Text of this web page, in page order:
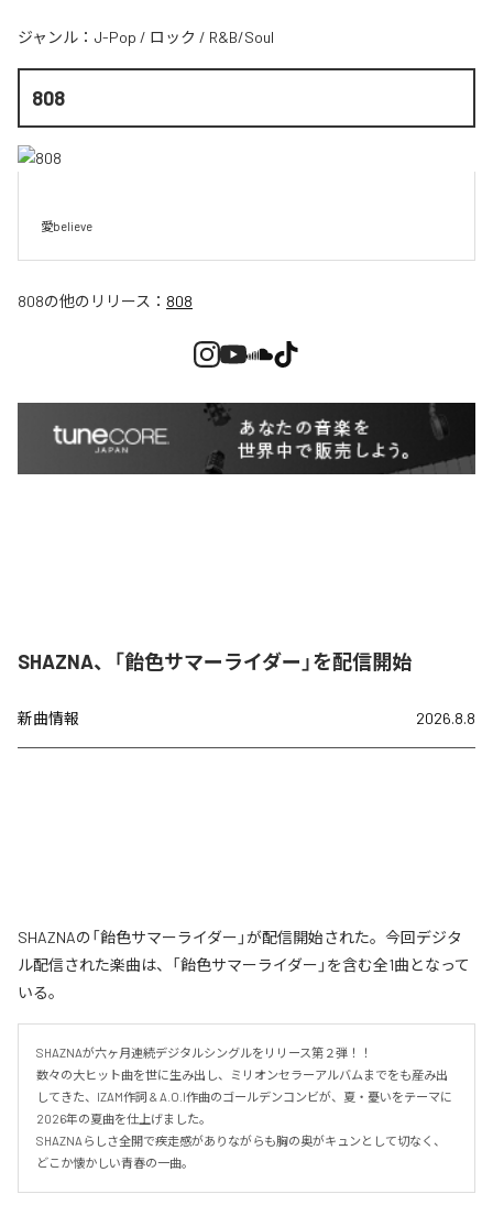
ジャンル： J-Pop / ロック / R&B/Soul
808
愛believe
808の他のリリース： 808
SHAZNA、「飴色サマーライダー」を配信開始
新曲情報 2026.8.8
SHAZNAの「飴色サマーライダー」が配信開始された。今回デジタ
ル配信された楽曲は、「飴色サマーライダー」を含む全1曲となって
いる。
SHAZNAが六ヶ月連続デジタルシングルをリリース第２弾！！
数々の大ヒット曲を世に生み出し、ミリオンセラーアルバムまでをも産み出
してきた、IZAM作詞 & A.O.I作曲のゴールデンコンビが、夏・憂いをテーマに
2026年の夏曲を仕上げました。
SHAZNAらしさ全開で疾走感がありながらも胸の奥がキュンとして切なく、
どこか懐かしい青春の一曲。